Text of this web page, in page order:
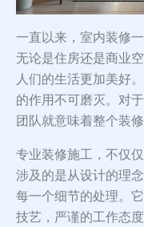
一直以来，室内装修
无论是住房还是商业
人们的生活更加美好
的作用不可磨灭。对
团队就意味着整个装
专业装修施工，不仅
涉及的是从设计的理
每一个细节的处理。
技艺，严谨的工作态